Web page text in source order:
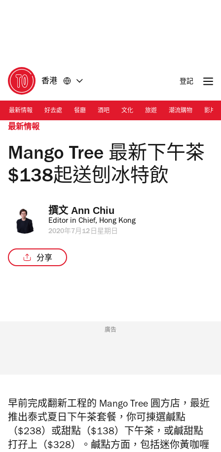
香港 登記
最新情報 好去處 餐廳 酒吧 文化 旅遊 潮流購物 影片
最新情報
Mango Tree 最新下午茶
$138起送刨冰特飲
撰文 Ann Chiu
Editor in Chief, Hong Kong
2020年7月12日星期日
分享
廣告
早前完成翻新工程的 Mango Tree 圓方店，最近
推出泰式夏日下午茶套餐，你可㨂選鹹點
（$238）或甜點（$138）下午茶，或鹹甜點
打孖上（$328）。 鹹點方面，包括迷你黃咖喱